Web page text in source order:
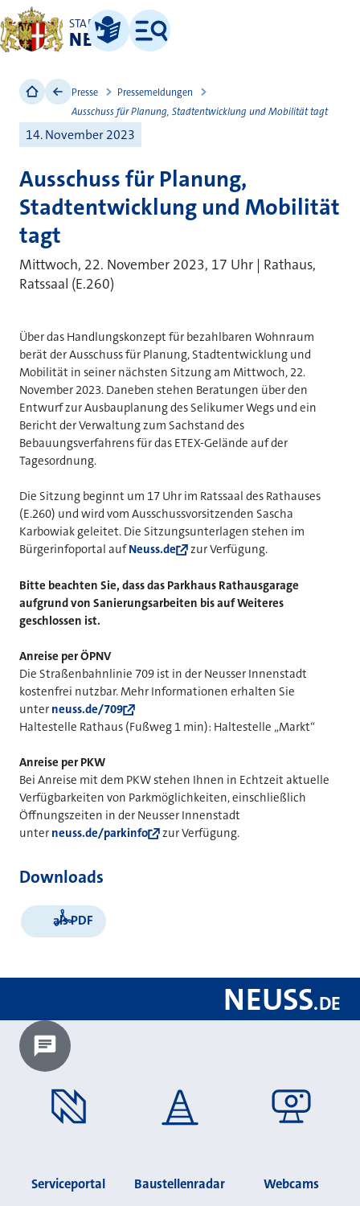
STADT
NEUSS
Leichte Sprache
Menü
Presse
Pressemeldungen
Ausschuss für Planung, Stadtentwicklung und Mobilität tagt
14. November 2023
Ausschuss für Planung,
Stadtentwicklung und Mobilität
tagt
Mittwoch, 22. November 2023, 17 Uhr | Rathaus,
Ratssaal (E.260)
Über das Handlungskonzept für bezahlbaren Wohnraum
berät der Ausschuss für Planung, Stadtentwicklung und
Mobilität in seiner nächsten Sitzung am Mittwoch, 22.
November 2023. Daneben stehen Beratungen über den
Entwurf zur Ausbauplanung des Selikumer Wegs und ein
Bericht der Verwaltung zum Sachstand des
Bebauungsverfahrens für das ETEX-Gelände auf der
Tagesordnung.
Die Sitzung beginnt um 17 Uhr im Ratssaal des Rathauses
(E.260) und wird vom Ausschussvorsitzenden Sascha
Karbowiak geleitet. Die Sitzungsunterlagen stehen im
Bürgerinfoportal aufNeuss.de zur Verfügung.
Bitte beachten Sie, dass das Parkhaus Rathausgarage
aufgrund von Sanierungsarbeiten bis auf Weiteres
geschlossen ist.
Anreise per ÖPNV
Die Straßenbahnlinie 709 ist in der Neusser Innenstadt
kostenfrei nutzbar. Mehr Informationen erhalten Sie
unter neuss.de/709
Haltestelle Rathaus (Fußweg 1 min): Haltestelle „Markt“
Anreise per PKW
Bei Anreise mit dem PKW stehen Ihnen in Echtzeit aktuelle
Verfügbarkeiten von Parkmöglichkeiten, einschließlich
Öffnungszeiten in der Neusser Innenstadt
unter neuss.de/parkinfo zur Verfügung.
Downloads
als PDF
NEUSS.DE
Chatbot laden?
Serviceportal Baustellenradar Webcams